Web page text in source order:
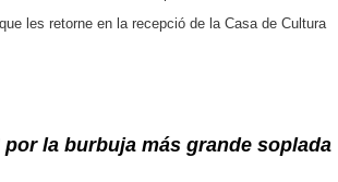
les retorne en la recepció de la Casa de Cultura
la burbuja más grande soplada